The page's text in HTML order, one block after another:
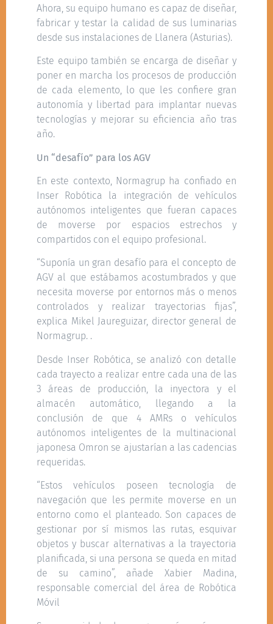
Ahora, su equipo humano es capaz de diseñar,
fabricar y testar la calidad de sus luminarias
desde sus instalaciones de Llanera (Asturias).
Este equipo también se encarga de diseñar y
poner en marcha los procesos de producción
de cada elemento, lo que les confiere gran
autonomía y libertad para implantar nuevas
tecnologías y mejorar su eficiencia año tras
año.
Un “desafío” para los AGV
En este contexto, Normagrup ha confiado en
Inser Robótica la integración de vehículos
autónomos inteligentes que fueran capaces
de moverse por espacios estrechos y
compartidos con el equipo profesional.
“Suponía un gran desafío para el concepto de
AGV al que estábamos acostumbrados y que
necesita moverse por entornos más o menos
controlados y realizar trayectorias fijas”,
explica Mikel Jaureguizar, director general de
Normagrup. .
Desde Inser Robótica, se analizó con detalle
cada trayecto a realizar entre cada una de las
3 áreas de producción, la inyectora y el
almacén automático, llegando a la
conclusión de que 4 AMRs o vehículos
autónomos inteligentes de la multinacional
japonesa Omron se ajustarían a las cadencias
requeridas.
“Estos vehículos poseen tecnología de
navegación que les permite moverse en un
entorno como el planteado. Son capaces de
gestionar por sí mismos las rutas, esquivar
objetos y buscar alternativas a la trayectoria
planificada, si una persona se queda en mitad
de su camino”, añade Xabier Madina,
responsable comercial del área de Robótica
Móvil